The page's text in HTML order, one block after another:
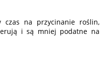
czas na przycinanie roślin,
i są mniej podatne na